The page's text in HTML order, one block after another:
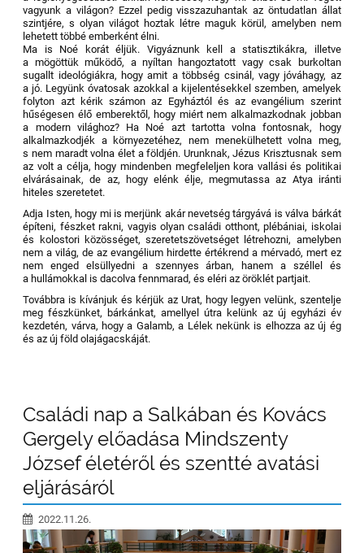
vagyunk a világon? Ezzel pedig visszazuhantak az öntudatlan állat
szintjére, s olyan világot hoztak létre maguk körül, amelyben nem
lehetett többé emberként élni.
Ma is Noé korát éljük. Vigyáznunk kell a statisztikákra, illetve
a mögöttük működő, a nyíltan hangoztatott vagy csak burkoltan
sugallt ideológiákra, hogy amit a többség csinál, vagy jóváhagy, az
a jó. Legyünk óvatosak azokkal a kijelentésekkel szemben, amelyek
folyton azt kérik számon az Egyháztól és az evangélium szerint
hűségesen élő emberektől, hogy miért nem alkalmazkodnak jobban
a modern világhoz? Ha Noé azt tartotta volna fontosnak, hogy
alkalmazkodjék a környezetéhez, nem menekülhetett volna meg,
s nem maradt volna élet a földjén. Urunknak, Jézus Krisztusnak sem
az volt a célja, hogy mindenben megfeleljen kora vallási és politikai
elvárásainak, de az, hogy elénk élje, megmutassa az Atya iránti
hiteles szeretetet.
Adja Isten, hogy mi is merjünk akár nevetség tárgyává is válva bárkát
építeni, fészket rakni, vagyis olyan családi otthont, plébániai, iskolai
és kolostori közösséget, szeretetszövetséget létrehozni, amelyben
nem a világ, de az evangélium hirdette értékrend a mérvadó, mert ez
nem enged elsüllyedni a szennyes árban, hanem a széllel és
a hullámokkal is dacolva fennmarad, és eléri az öröklét partjait.
Továbbra is kívánjuk és kérjük az Urat, hogy legyen velünk, szentelje
meg fészkünket, bárkánkat, amellyel útra kelünk az új egyházi év
kezdetén, várva, hogy a Galamb, a Lélek nekünk is elhozza az új ég
és az új föld olajágacskáját.
Családi nap a Salkában és Kovács
Gergely előadása Mindszenty
József életéről és szentté avatási
eljárásáról
2022.11.26.